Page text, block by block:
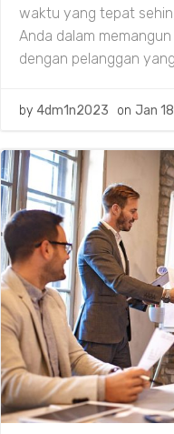
waktu yang tepat
Anda dalam
dengan pelanggan
by 4dm1n2023 on Jan 18